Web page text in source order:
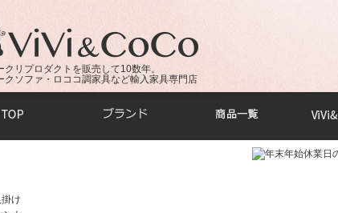
クリプロダクトを販売して10数年。
クソファ・ロココ調家具など輸入家具専門店
け